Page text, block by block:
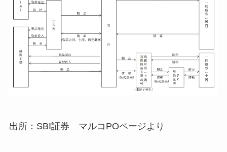
出所：SBI証券 マルコPOページより